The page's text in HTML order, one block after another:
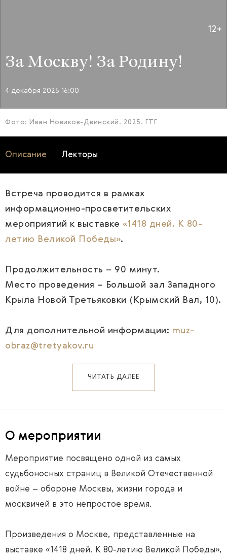
12+
За Москву! За Родину!
4 декабря 2025 16:00
Фото: Иван Новиков-Двинский. 2025. ГТГ
Описание Лекторы
Встреча проводится в рамках
информационно-просветительских
мероприятий к выставке «1418 дней. К 80-
летию Великой Победы».
Продолжительность – 90 минут.
Место проведения – Большой зал Западного
Крыла Новой Третьяковки (Крымский Вал, 10).
Для дополнительной информации: muz-
obraz@tretyakov.ru
ЧИТАТЬ ДАЛЕЕ
О мероприятии
Мероприятие посвящено одной из самых
судьбоносных страниц в Великой Отечественной
войне – обороне Москвы, жизни города и
москвичей в это непростое время.
Произведения о Москве, представленные на
выставке «1418 дней. К 80-летию Великой Победы»,